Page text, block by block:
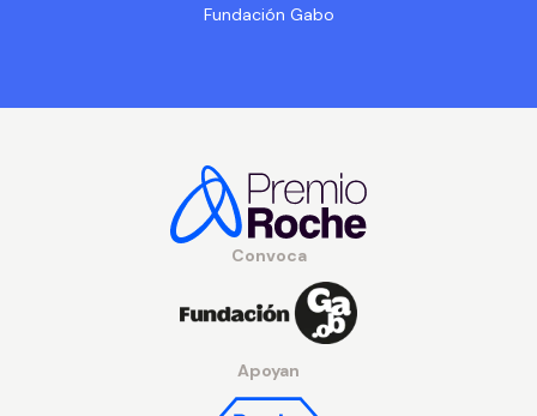
Fundación Gabo
Convoca
Apoyan